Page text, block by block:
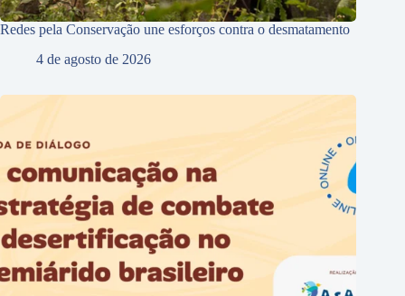
Redes pela Conservação une esforços contra o desmatamento
4 de agosto de 2026